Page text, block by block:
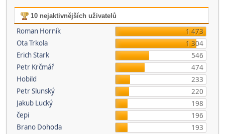
10 nejaktivnějších uživatelů
Roman Horník
1 473
Ota Trkola
1 304
Erich Stark
546
Petr Krčmář
474
Hobild
233
Petr Slunský
220
Jakub Lucký
198
čepi
196
Brano Dohoda
193